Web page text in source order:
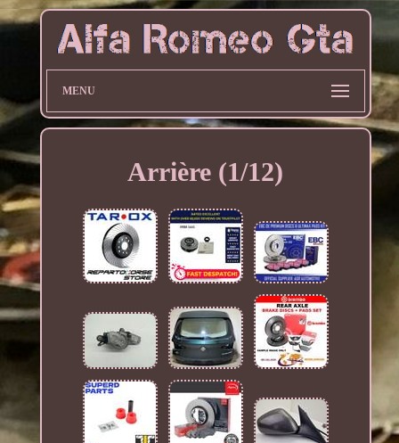
MENU
Arrière (1/12)